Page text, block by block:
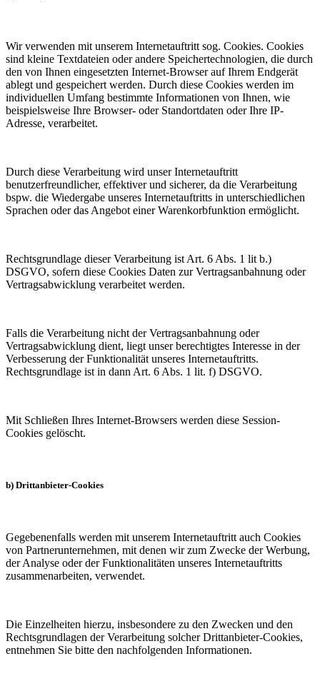
Wir verwenden mit unserem Internetauftritt sog. Cookies. Cookies
sind kleine Textdateien oder andere Speichertechnologien, die durch
den von Ihnen eingesetzten Internet-Browser auf Ihrem Endgerät
ablegt und gespeichert werden. Durch diese Cookies werden im
individuellen Umfang bestimmte Informationen von Ihnen, wie
beispielsweise Ihre Browser- oder Standortdaten oder Ihre IP-
Adresse, verarbeitet.
Durch diese Verarbeitung wird unser Internetauftritt
benutzerfreundlicher, effektiver und sicherer, da die Verarbeitung
bspw. die Wiedergabe unseres Internetauftritts in unterschiedlichen
Sprachen oder das Angebot einer Warenkorbfunktion ermöglicht.
Rechtsgrundlage dieser Verarbeitung ist Art. 6 Abs. 1 lit b.)
DSGVO, sofern diese Cookies Daten zur Vertragsanbahnung oder
Vertragsabwicklung verarbeitet werden.
Falls die Verarbeitung nicht der Vertragsanbahnung oder
Vertragsabwicklung dient, liegt unser berechtigtes Interesse in der
Verbesserung der Funktionalität unseres Internetauftritts.
Rechtsgrundlage ist in dann Art. 6 Abs. 1 lit. f) DSGVO.
Mit Schließen Ihres Internet-Browsers werden diese Session-
Cookies gelöscht.
b) Drittanbieter-Cookies
Gegebenenfalls werden mit unserem Internetauftritt auch Cookies
von Partnerunternehmen, mit denen wir zum Zwecke der Werbung,
der Analyse oder der Funktionalitäten unseres Internetauftritts
zusammenarbeiten, verwendet.
Die Einzelheiten hierzu, insbesondere zu den Zwecken und den
Rechtsgrundlagen der Verarbeitung solcher Drittanbieter-Cookies,
entnehmen Sie bitte den nachfolgenden Informationen.